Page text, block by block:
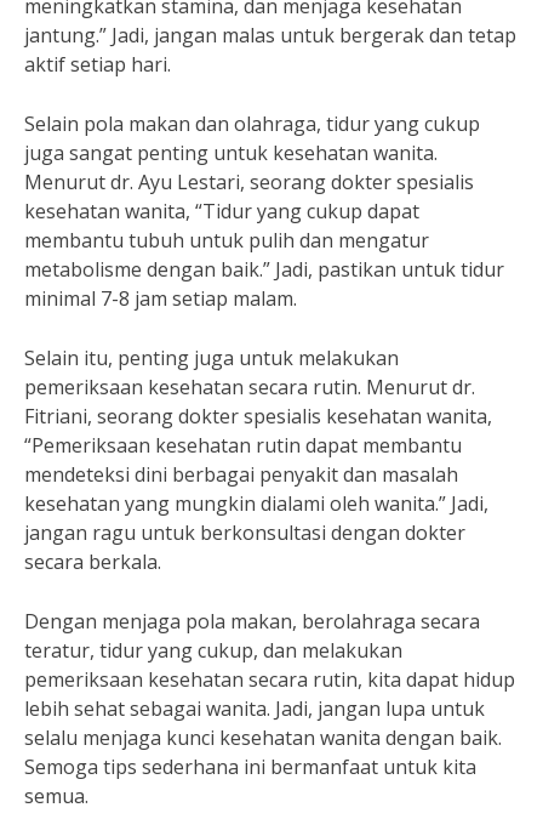
meningkatkan stamina, dan menjaga kesehatan
jantung.” Jadi, jangan malas untuk bergerak dan tetap
aktif setiap hari.
Selain pola makan dan olahraga, tidur yang cukup
juga sangat penting untuk kesehatan wanita.
Menurut dr. Ayu Lestari, seorang dokter spesialis
kesehatan wanita, “Tidur yang cukup dapat
membantu tubuh untuk pulih dan mengatur
metabolisme dengan baik.” Jadi, pastikan untuk tidur
minimal 7-8 jam setiap malam.
Selain itu, penting juga untuk melakukan
pemeriksaan kesehatan secara rutin. Menurut dr.
Fitriani, seorang dokter spesialis kesehatan wanita,
“Pemeriksaan kesehatan rutin dapat membantu
mendeteksi dini berbagai penyakit dan masalah
kesehatan yang mungkin dialami oleh wanita.” Jadi,
jangan ragu untuk berkonsultasi dengan dokter
secara berkala.
Dengan menjaga pola makan, berolahraga secara
teratur, tidur yang cukup, dan melakukan
pemeriksaan kesehatan secara rutin, kita dapat hidup
lebih sehat sebagai wanita. Jadi, jangan lupa untuk
selalu menjaga kunci kesehatan wanita dengan baik.
Semoga tips sederhana ini bermanfaat untuk kita
semua.